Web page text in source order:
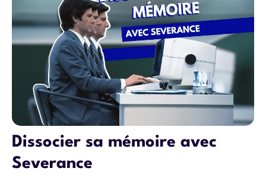
Dissocier sa mémoire avec
Severance